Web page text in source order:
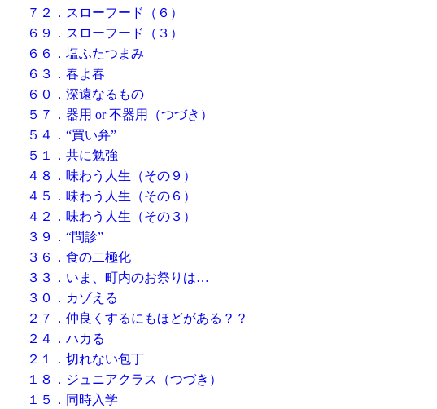
７２．スローフード（６）
６９．スローフード（３）
６６．塩ふたつまみ
６３．春よ春
６０．深遠なるもの
５７．器用 or 不器用（つづき）
５４．“買い弁”
５１．共に勉強
４８．味わう人生（その９）
４５．味わう人生（その６）
４２．味わう人生（その３）
３９．“問診”
３６．食の二極化
３３．いま、町内のお祭りは…
３０．カゾえる
２７．仲良くするにもほどがある？？
２４．ハカる
２１．切れない包丁
１８．ジュニアクラス（つづき）
１５．同時入学